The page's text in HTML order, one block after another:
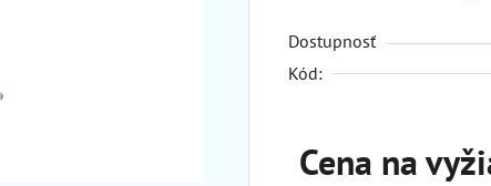
Dostupnosť
Kód:
Cena na